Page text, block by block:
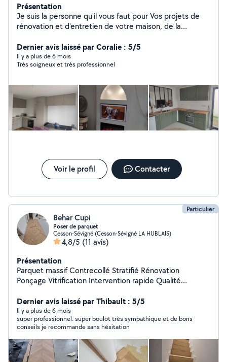
Présentation
Je suis la personne qu'il vous faut pour Vos projets de
rénovation et d'entretien de votre maison, de la
de bricolage. Je mets mon savoir faire à votre service
pour améliorer votre espace de vie. Vous avez besoin
d'un coup de main ? Je suis là pour vous aider !
des volets, poser des prises, petite travaux de
plomberie ou effectuer des réparations dans votre
maison. Je mets a votre disposition plus de 20 ans
d'expérience dans le secteur du bâtiment avec une
spécialisation en menuiserie alu, pvc, insi dans la vitrerie.
proposant un service polyvalent adapté à vos besoins .
Vous avez des questions ou souhaitez discuter de votre
projet d'aménagement, je suis à votre disposition pour
personnalis. N'hésitez pas à me contacter
Dernier avis laissé par Coralie : 5/5
Il y a plus de 6 mois
Très soigneux et très professionnel
Voir le profil Contacter
Particulier
Behar Cupi
Poser de parquet
Cesson-Sévigné (Cesson-Sévigné LA HUBLAIS)
4,8/5 (11 avis)
Présentation
Parquet massif Contrecollé Stratifié Rénovation
Ponçage Vitrification Intervention rapide Qualité
Dernier avis laissé par Thibault : 5/5
Il y a plus de 6 mois
super professionnel. super boulot très sympathique et de bons
conseils je recommande sans hésitation